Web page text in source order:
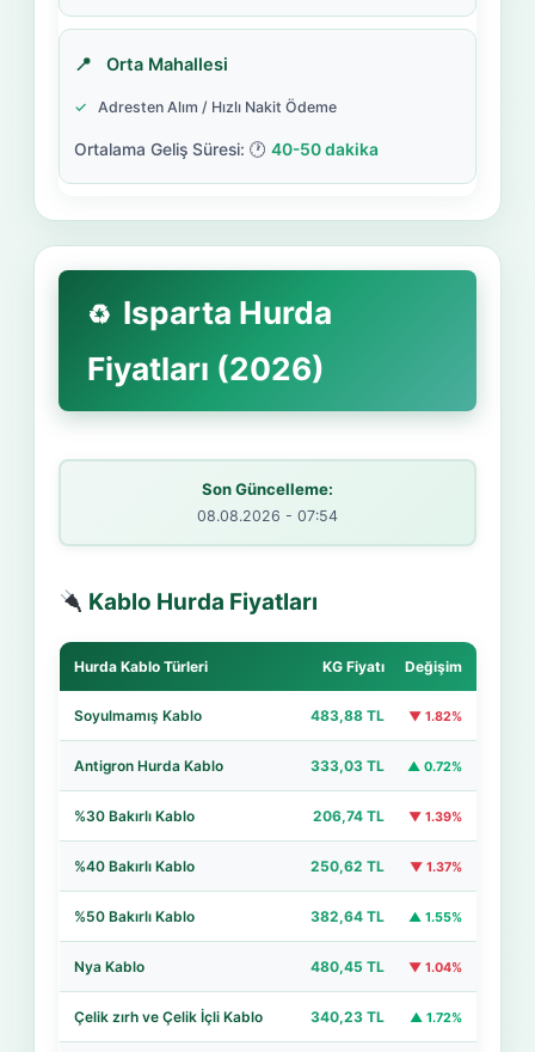
Orta Mahallesi
Adresten Alım / Hızlı Nakit Ödeme
40-50 dakika
Isparta Hurda
Fiyatları (2026)
Son Güncelleme:
08.08.2026 - 07:54
Kablo Hurda Fiyatları
Hurda Kablo Türleri KG Fiyatı Değişim
Soyulmamış Kablo 483,88 TL ▼ 1.82%
Antigron Hurda Kablo 333,03 TL ▲ 0.72%
%30 Bakırlı Kablo 206,74 TL ▼ 1.39%
%40 Bakırlı Kablo 250,62 TL ▼ 1.37%
%50 Bakırlı Kablo 382,64 TL ▲ 1.55%
Nya Kablo 480,45 TL ▼ 1.04%
Çelik zırh ve Çelik İçli Kablo 340,23 TL ▲ 1.72%